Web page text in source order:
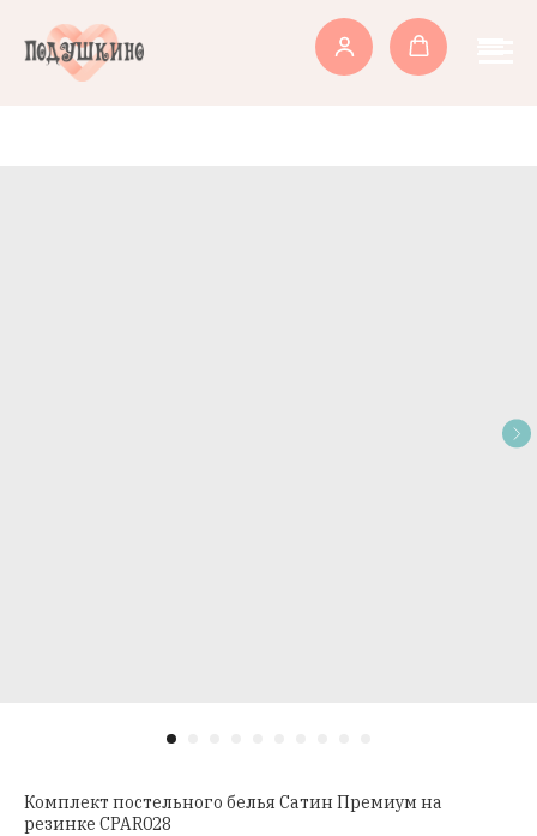
Комплект постельного белья Сатин Премиум на
резинке CPAR028